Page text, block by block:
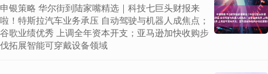
申银策略 华尔街到陆家嘴精选｜科技七巨头财报来
啦！特斯拉汽车业务承压 自动驾驶与机器人成焦点；
谷歌业绩优秀 上调全年资本开支；亚马逊加快收购步
伐拓展智能可穿戴设备领域